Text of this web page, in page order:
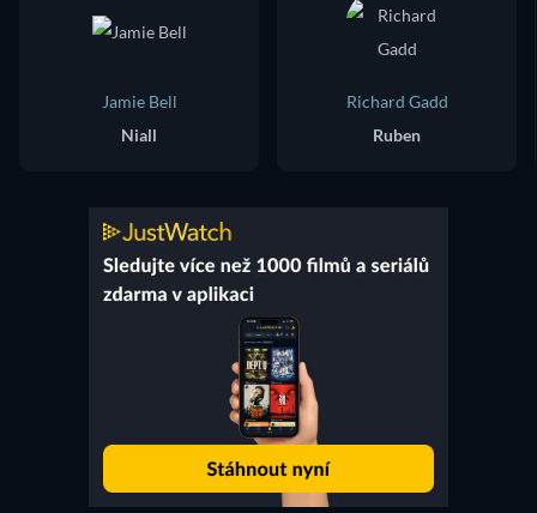
Jamie Bell
Niall
Richard Gadd
Ruben